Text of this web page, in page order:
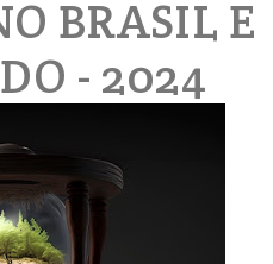
BRASIL E
- 2024